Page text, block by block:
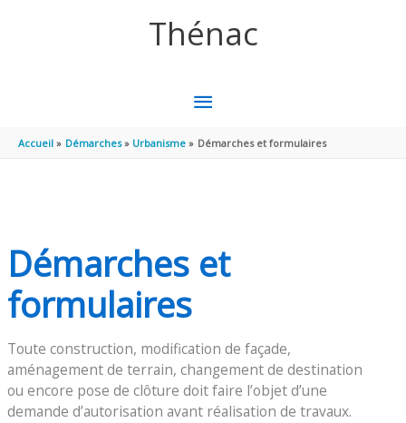
Thénac
MENU
PRINCIPAL
Accueil Démarches Urbanisme Démarches et formulaires
Démarches et
formulaires
Toute construction, modification de façade,
aménagement de terrain, changement de destination
ou encore pose de clôture doit faire l’objet d’une
demande d’autorisation avant réalisation de travaux.